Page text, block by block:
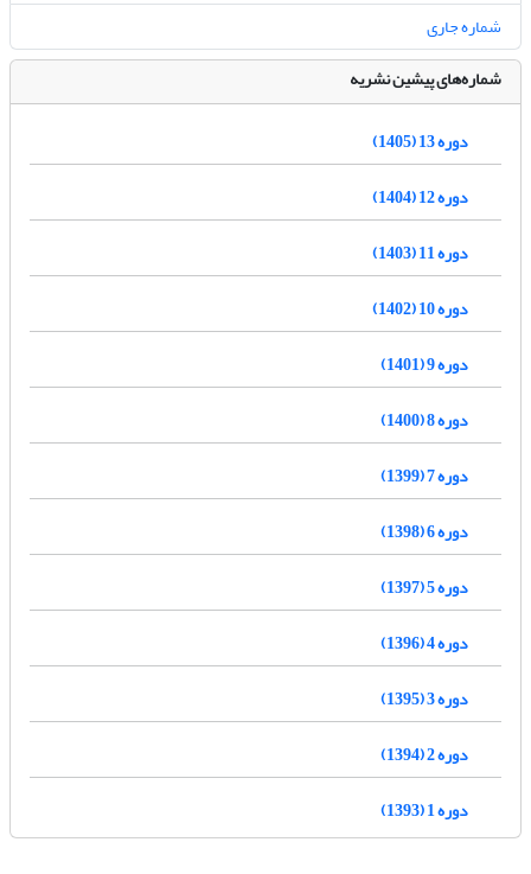
شماره جاری
شماره‌های پیشین نشریه
دوره 13 (1405)
دوره 12 (1404)
دوره 11 (1403)
دوره 10 (1402)
دوره 9 (1401)
دوره 8 (1400)
دوره 7 (1399)
دوره 6 (1398)
دوره 5 (1397)
دوره 4 (1396)
دوره 3 (1395)
دوره 2 (1394)
دوره 1 (1393)